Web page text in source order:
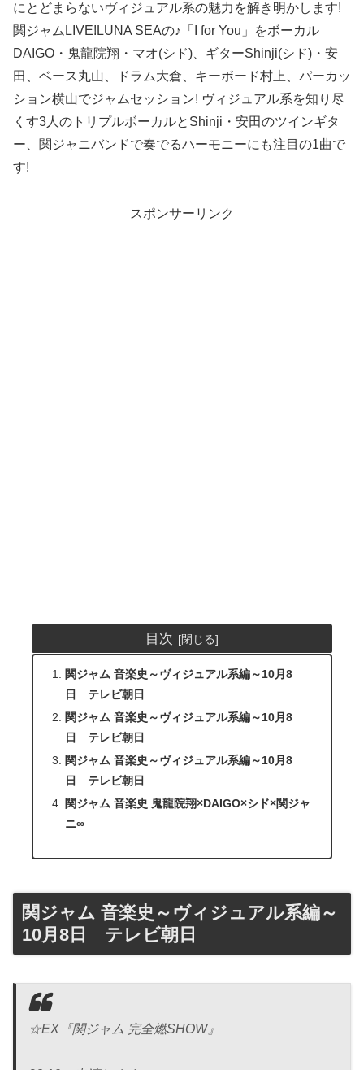
にとどまらないヴィジュアル系の魅力を解き明かします!
関ジャムLIVE!LUNA SEAの♪「I for You」をボーカル
DAIGO・鬼龍院翔・マオ(シド)、ギターShinji(シド)・安
田、ベース丸山、ドラム大倉、キーボード村上、パーカッ
ション横山でジャムセッション! ヴィジュアル系を知り尽
くす3人のトリプルボーカルとShinji・安田のツインギタ
ー、関ジャニバンドで奏でるハーモニーにも注目の1曲で
す!
スポンサーリンク
目次
関ジャム 音楽史～ヴィジュアル系編～10月8
日 テレビ朝日
関ジャム 音楽史～ヴィジュアル系編～10月8
日 テレビ朝日
関ジャム 音楽史～ヴィジュアル系編～10月8
日 テレビ朝日
関ジャム 音楽史 鬼龍院翔×DAIGO×シド×関ジャ
ニ∞
関ジャム 音楽史～ヴィジュアル系編～
10月8日 テレビ朝日
☆EX『関ジャム 完全燃SHOW』